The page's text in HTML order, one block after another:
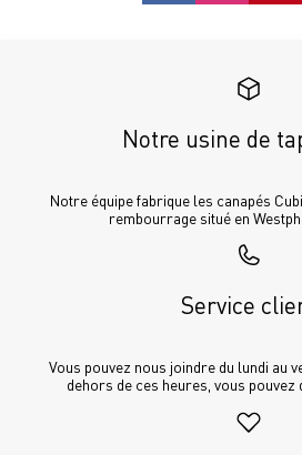
Notre usine de
Notre équipe fabrique les canapés
rembourrage situé en
Service
Vous pouvez nous joindre du lundi au
dehors de ces heures, vous pouvez